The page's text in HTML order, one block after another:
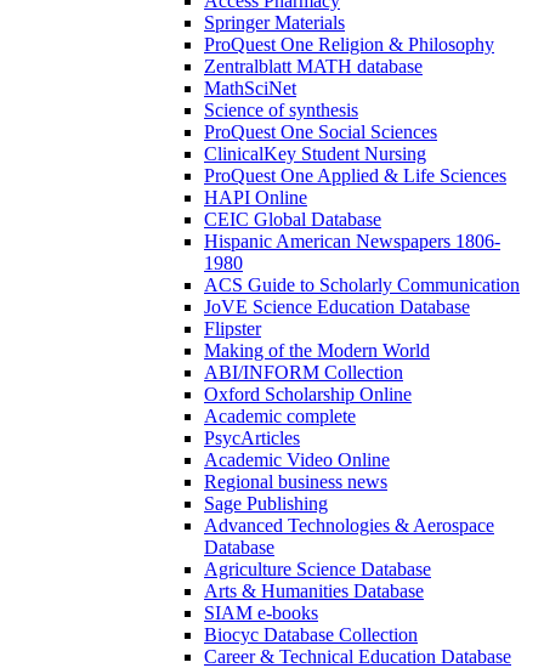
Springer Materials
ProQuest One Religion & Philosophy
Zentralblatt MATH database
MathSciNet
Science of synthesis
ProQuest One Social Sciences
ClinicalKey Student Nursing
ProQuest One Applied & Life Sciences
HAPI Online
CEIC Global Database
Hispanic American Newspapers 1806-
1980
ACS Guide to Scholarly Communication
JoVE Science Education Database
Flipster
Making of the Modern World
ABI/INFORM Collection
Oxford Scholarship Online
Academic complete
PsycArticles
Academic Video Online
Regional business news
Sage Publishing
Advanced Technologies & Aerospace
Database
Agriculture Science Database
Arts & Humanities Database
SIAM e-books
Biocyc Database Collection
Career & Technical Education Database